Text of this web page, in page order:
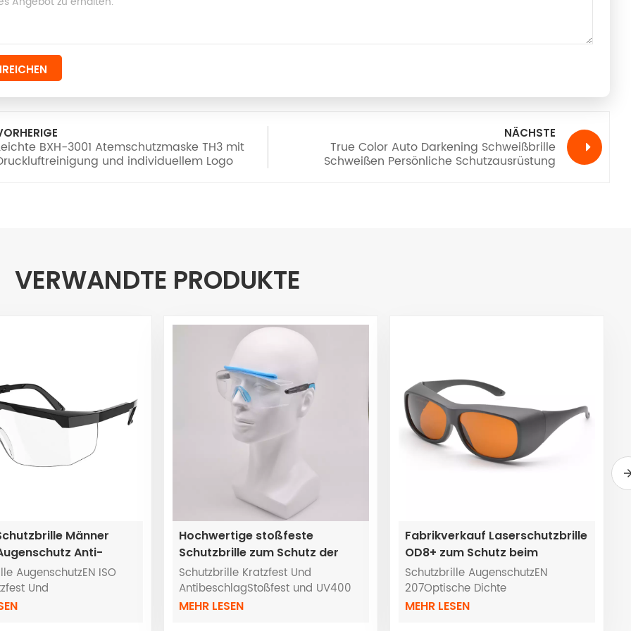
BXH-3001 Atemschutzmaske TH3 mit
und individuellem Logo
NÄCHSTE
True Color Auto Darkening Schweißbrille
Schweißen Persönliche Schutzausrüstung
VERWANDTE PRODUKTE
Männer
Anti-
AugenschutzEN ISO
Und
und UV-
Hochwertige stoßfeste
Schutzbrille zum Schutz der
Augen
Schutzbrille Kratzfest Und
AntibeschlagStoßfest und UV400
EN ISO 16321OTG-Brille
MEHR LESEN
Fabrikverkauf Laserschutzbrille
OD8+ zum Schutz beim
Laserschweißen
Schutzbrille AugenschutzEN
207Optische Dichte
OD8+Laserschweißen
MEHR LESEN